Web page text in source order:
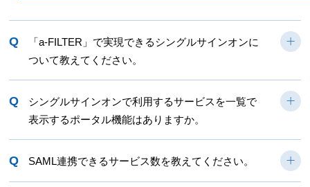
Q
「a-FILTER」で実現できるシングルサインオンに
ついて教えてください。
Q
シングルサインオンで利用するサービスを一覧で
表示するポータル機能はありますか。
Q SAML連携できるサービス数を教えてください。